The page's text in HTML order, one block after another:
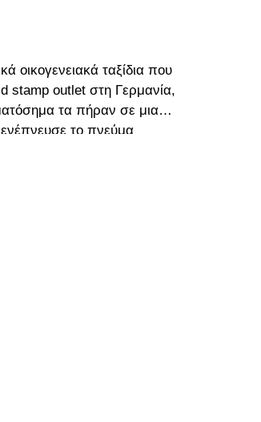
οικογενειακά ταξίδια που
τα πήραν σε μια
ενέπνευσε το πνεύμα
ευρωπαϊκά γραμματόσημα.
πωλητής σε
από όλο τον κόσμο.Το
νομική σχολή. Μέχρι να
ποια γραμματόσημα είναι